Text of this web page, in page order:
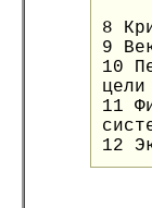
8
9
10
цели
11
12